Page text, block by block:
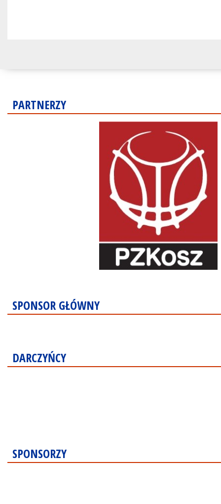
PARTNERZY
SPONSOR GŁÓWNY
DARCZYŃCY
SPONSORZY